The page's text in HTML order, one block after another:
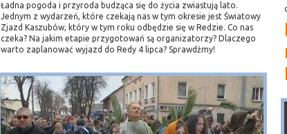
Ładna pogoda i przyroda budząca się do życia zwiastują lato.
Jednym z wydarzeń, które czekają nas w tym okresie jest Światowy
Zjazd Kaszubów, który w tym roku odbędzie się w Redzie. Co nas
czeka? Na jakim etapie przygotowań są organizatorzy? Dlaczego
warto zaplanować wyjazd do Redy 4 lipca? Sprawdźmy!